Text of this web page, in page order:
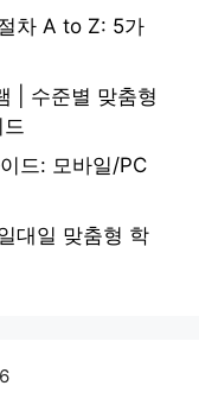
차 A to Z: 5가
| 수준별 맞춤형
드: 모바일/PC
대일 맞춤형 학